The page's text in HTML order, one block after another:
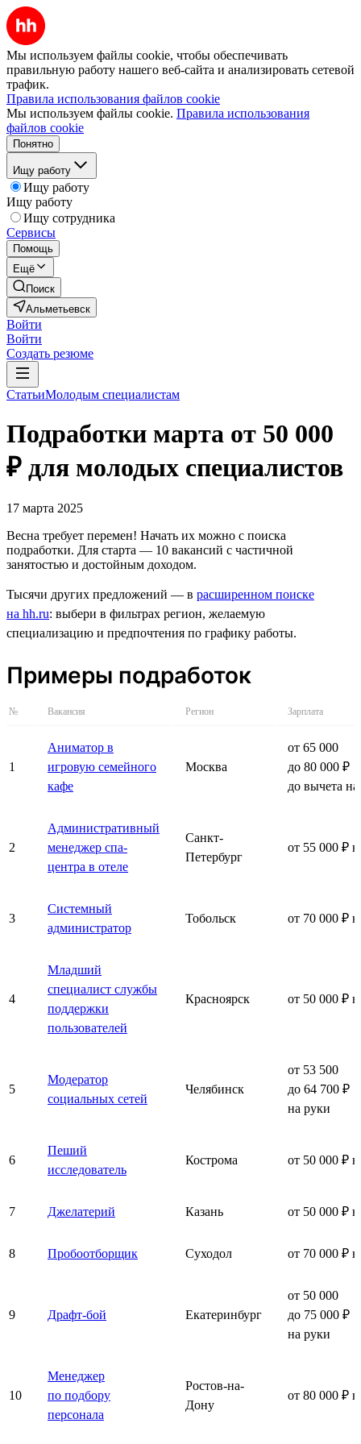
Мы используем файлы cookie, чтобы обеспечивать
правильную работу нашего веб-сайта и анализировать сетевой
трафик.
Правила использования файлов cookie
Мы используем файлы cookie. Правила использования
файлов cookie
Понятно
Ищу работу
Ищу работу
Ищу работу
Ищу сотрудника
Сервисы
Помощь
Ещё
Поиск
Альметьевск
Войти
Войти
Создать резюме
СтатьиМолодым специалистам
Подработки марта от 50 000
₽ для молодых специалистов
17 марта 2025
Весна требует перемен! Начать их можно с поиска
подработки. Для старта — 10 вакансий с частичной
занятостью и достойным доходом.
Тысячи других предложений — в расширенном поиске
на hh.ru: выбери в фильтрах регион, желаемую
специализацию и предпочтения по графику работы.
Примеры подработок
№ Вакансия Регион Зарплата
1
Аниматор в
игровую семейного
кафе
Москва
от 65 000
до 80 000 ₽
до вычета
2
Административный
менеджер спа-
центра в отеле
Санкт-
Петербург
от 55 000 ₽
3
Системный
администратор
Тобольск от 70 000 ₽
4
Младший
специалист службы
поддержки
пользователей
Красноярск от 50 000 ₽
5
Модератор
социальных сетей
Челябинск
от 53 500
до 64 700 ₽
на руки
6
Пеший
исследователь
Кострома от 50 000 ₽
7 Джелатерий Казань от 50 000 ₽
8 Пробоотборщик Суходол от 70 000 ₽
9 Драфт-бой Екатеринбург
от 50 000
до 75 000 ₽
на руки
10
Менеджер
по подбору
персонала
Ростов-на-
Дону
от 80 000 ₽